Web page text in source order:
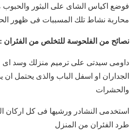
فوضع اكياس الشاى على البثور والحبوب
محاربة نشاط تلك المسببات فى ظهور
نصائح من الفلحوسة للتخلص من الفئران :
داومى سيدتى على ترميم منزلك وسد
الجداران او اسفل الباب والذى يحتمل ان
والحشرات
استخدمى النشادر ورشيها فى كل اركان
طرد الفئران من المنزل